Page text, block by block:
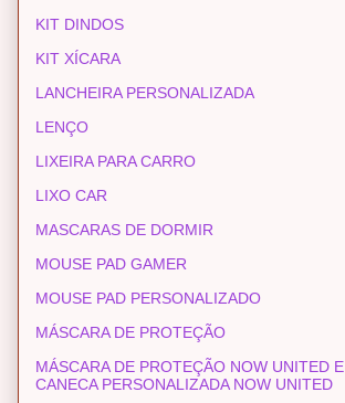
KIT DINDOS
KIT XÍCARA
LANCHEIRA PERSONALIZADA
LENÇO
LIXEIRA PARA CARRO
LIXO CAR
MASCARAS DE DORMIR
MOUSE PAD GAMER
MOUSE PAD PERSONALIZADO
MÁSCARA DE PROTEÇÃO
MÁSCARA DE PROTEÇÃO NOW UNITED E
CANECA PERSONALIZADA NOW UNITED